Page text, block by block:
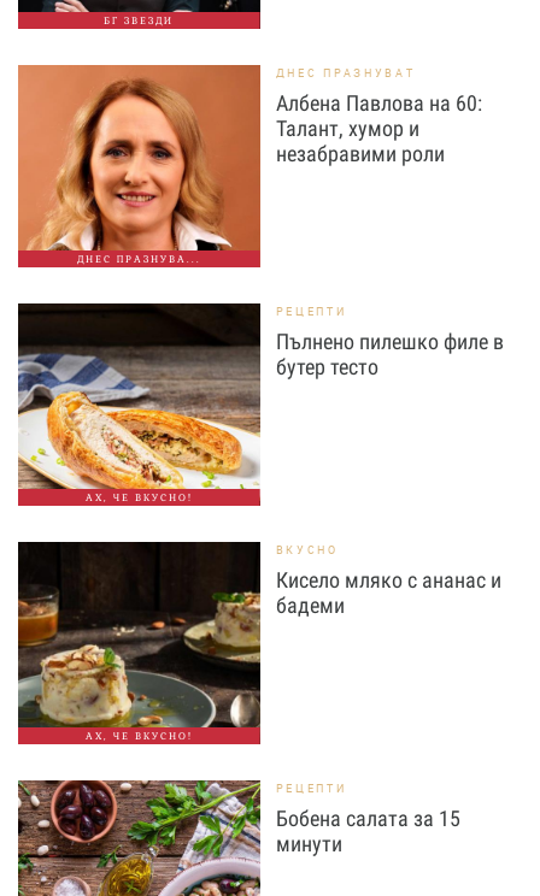
БГ ЗВЕЗДИ
ДНЕС ПРАЗНУВА...
ДНЕС ПРАЗНУВАТ
Албена Павлова на 60:
Талант, хумор и
незабравими роли
АХ, ЧЕ ВКУСНО!
РЕЦЕПТИ
Пълнено пилешко филе в
бутер тесто
АХ, ЧЕ ВКУСНО!
ВКУСНО
Кисело мляко с ананас и
бадеми
РЕЦЕПТИ
Бобена салата за 15
минути